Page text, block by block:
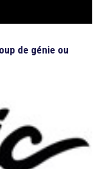
de génie ou